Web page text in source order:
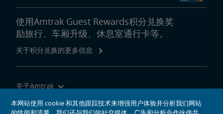
使用Amtrak Guest Rewards积分兑换奖
励旅行、车厢升级、休息室通行卡等。
关于积分兑换的更多信息
关于Amtrak
乘坐Amtrak列车旅行
本网站使用 cookie 和其他跟踪技术来增强用户体验并分析我们网站